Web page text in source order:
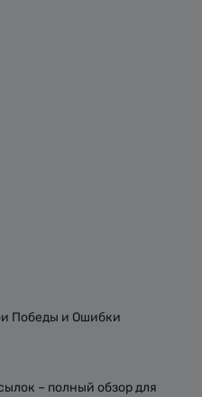
Победы и Ошибки
– полный обзор для